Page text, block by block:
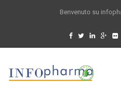
Benvenuto su